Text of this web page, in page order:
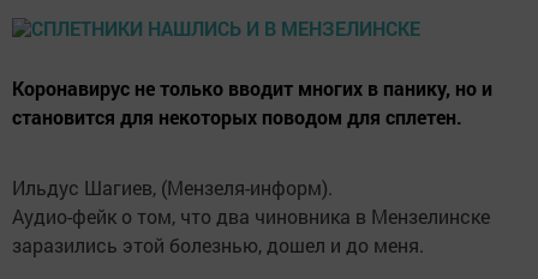
Коронавирус не только вводит многих в панику, но и
становится для некоторых поводом для сплетен.
Ильдус Шагиев, (Мензеля-информ).
Аудио-фейк о том, что два чиновника в Мензелинске
заразились этой болезнью, дошел и до меня.